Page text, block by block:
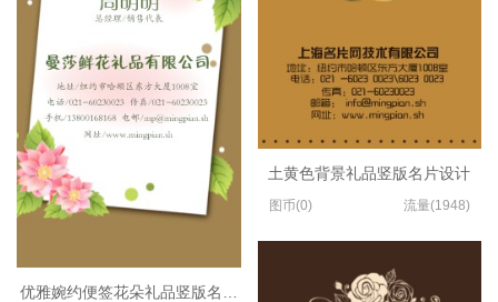
优雅婉约便签花朵礼品竖版名片设计模板
土黄色背景礼品竖版名片设计
图币(0) 流量(1948)